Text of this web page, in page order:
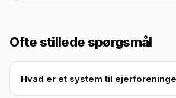
Ofte stillede spørgsmål
Hvad er et system til